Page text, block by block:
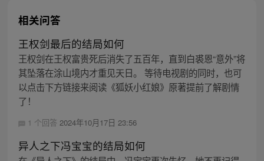
相关问答
王权剑最后的结局如何
王权剑在王权富贵死后消失了五百年，直到白裘恩“意外”将
其坠落在涂山境内才重见天日。 等待电视剧的同时，也可
以点击下方链接来阅读《狐妖小红娘》原著提前了解剧情
了！
1 个回答 2024年10月17日 23:56
异人之下冯宝宝的结局如何